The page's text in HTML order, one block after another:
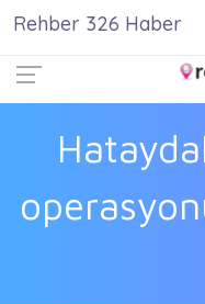
Rehber 326 Haber